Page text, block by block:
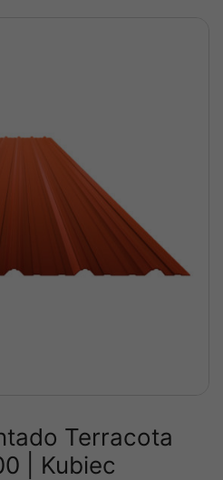
Terracota
| Kubiec